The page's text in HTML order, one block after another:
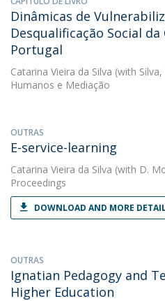
Dinâmicas de
Desqualificação Social da
Portugal
Catarina Vieira da Silva (with
Humanos e Mediação
OUTRAS
E-service-learning
Catarina Vieira da Silva (with D.
Proceedings
DOWNLOAD AND MORE
OUTRAS
Ignatian Pedagogy and
Higher Education